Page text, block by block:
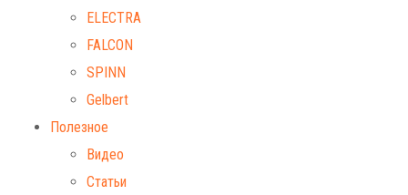
ELECTRA
FALCON
SPINN
Gelbert
Полезное
Видео
Статьи